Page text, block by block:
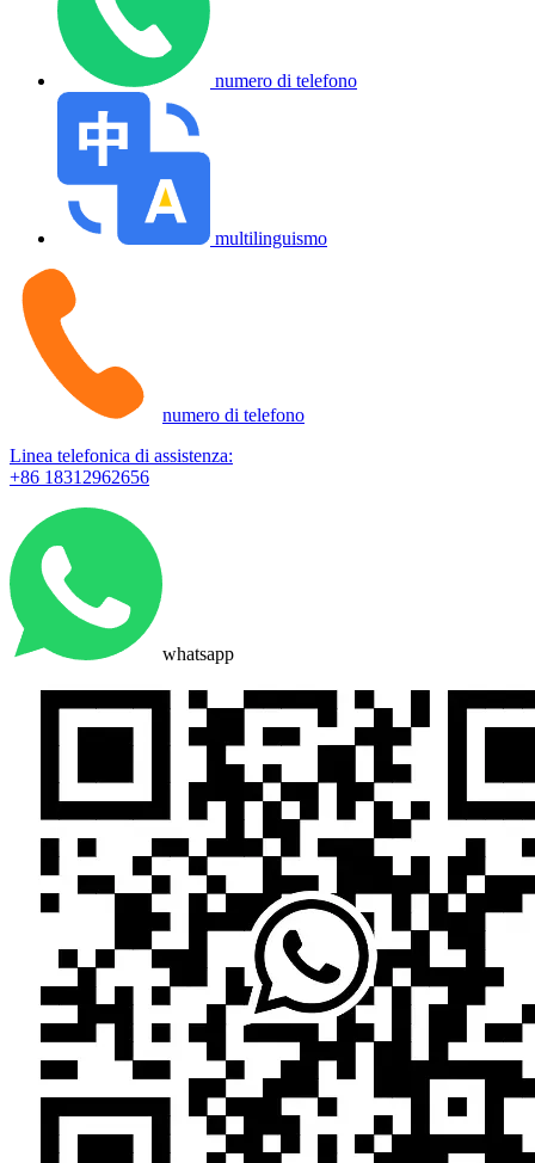
numero di telefono
multilinguismo
numero di telefono
Linea telefonica di assistenza:
+86 18312962656
whatsapp